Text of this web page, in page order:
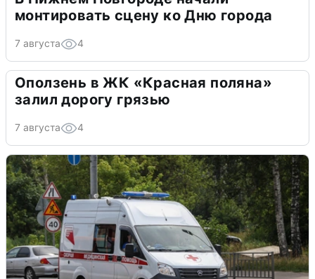
монтировать сцену ко Дню города
7 августа 4
Оползень в ЖК «Красная поляна»
залил дорогу грязью
7 августа 4